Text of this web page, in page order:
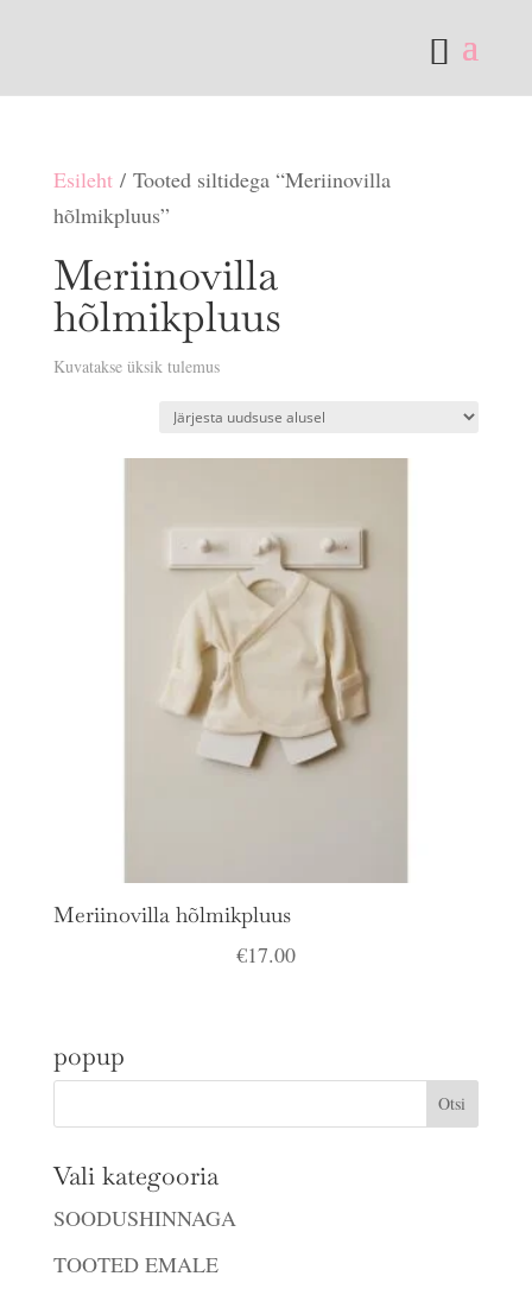
Esileht/ Tooted siltidega “Meriinovilla
hõlmikpluus”
Meriinovilla
hõlmikpluus
Kuvatakse üksik tulemus
Meriinovilla hõlmikpluus
€17.00
popup
Vali kategooria
SOODUSHINNAGA
TOOTED EMALE